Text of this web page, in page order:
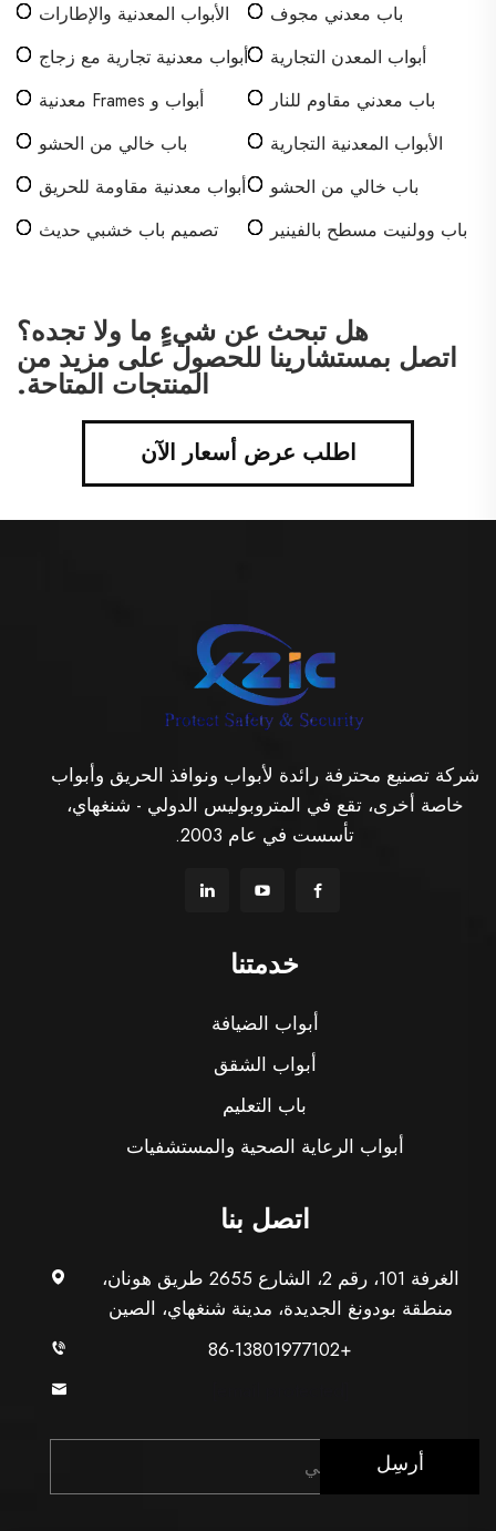
باب معدني مجوف
الأبواب المعدنية والإطارات
أبواب المعدن التجارية
أبواب معدنية تجارية مع زجاج
باب معدني مقاوم للنار
أبواب و Frames معدنية
الأبواب المعدنية التجارية
باب خالي من الحشو
باب خالي من الحشو
أبواب معدنية مقاومة للحريق
باب وولنيت مسطح بالفينير تصميم باب خشبي حديث
هل تبحث عن شيءٍ ما ولا تجده؟
اتصل بمستشارينا للحصول على مزيد من
المنتجات المتاحة.
اطلب عرض أسعار الآن
شركة تصنيع محترفة رائدة لأبواب ونوافذ الحريق وأبواب
خاصة أخرى، تقع في المتروبوليس الدولي - شنغهاي،
تأسست في عام 2003.
خدمتنا
أبواب الضيافة
أبواب الشقق
باب التعليم
أبواب الرعاية الصحية والمستشفيات
اتصل بنا
الغرفة 101، رقم 2، الشارع 2655 طريق هونان،
منطقة بودونغ الجديدة، مدينة شنغهاي، الصين
+86-13801977102
أرسِل